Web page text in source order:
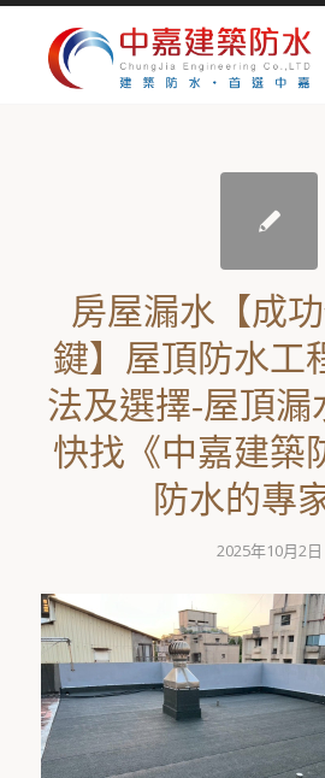
房屋漏水【成
鍵】屋頂防水工
法及選擇-屋頂漏
快找《中嘉建築
防水的專
2025年10月2日